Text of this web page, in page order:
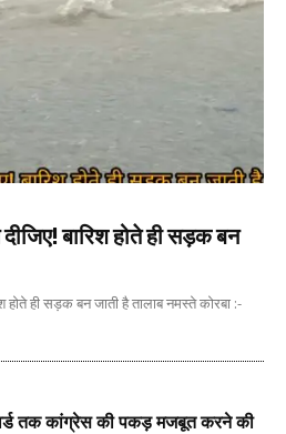
बारिश होते ही सड़क बन
होते ही सड़क बन जाती है तालाब नमस्ते कोरबा :-
तक कांग्रेस की पकड़ मजबूत करने की